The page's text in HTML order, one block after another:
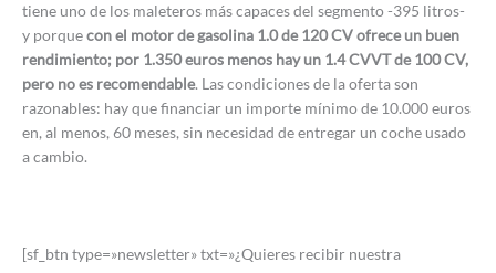
tiene uno de los maleteros más capaces del segmento -395 litros-
y porquecon el motor de gasolina 1.0 de 120 CV ofrece un buen
rendimiento; por 1.350 euros menos hay un 1.4 CVVT de 100 CV,
pero no es recomendable. Las condiciones de la oferta son
razonables: hay que financiar un importe mínimo de 10.000 euros
en, al menos, 60 meses, sin necesidad de entregar un coche usado
a cambio.
[sf_btn type=»newsletter» txt=»¿Quieres recibir nuestra